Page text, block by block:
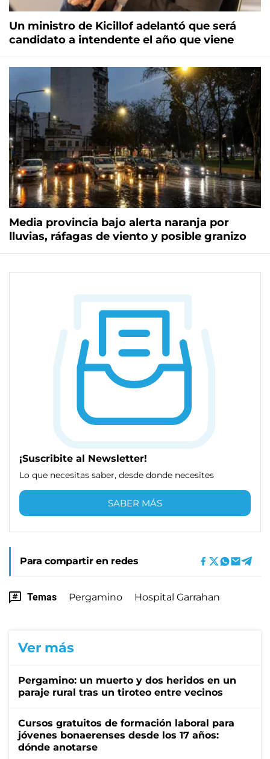
Un ministro de Kicillof adelantó que será
candidato a intendente el año que viene
Media provincia bajo alerta naranja por
lluvias, ráfagas de viento y posible granizo
¡Suscribite al Newsletter!
Lo que necesitas saber, desde donde necesites
SABER MÁS
Para compartir en redes
Temas Pergamino Hospital Garrahan
Ver más
Pergamino: un muerto y dos heridos en un
paraje rural tras un tiroteo entre vecinos
Cursos gratuitos de formación laboral para
jóvenes bonaerenses desde los 17 años:
dónde anotarse